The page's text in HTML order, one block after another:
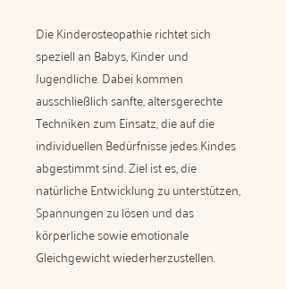
Die Kinderosteopathie richtet sich
speziell an Babys, Kinder und
Jugendliche. Dabei kommen
ausschließlich sanfte, altersgerechte
Techniken zum Einsatz, die auf die
individuellen Bedürfnisse jedes Kindes
abgestimmt sind. Ziel ist es, die
natürliche Entwicklung zu unterstützen,
Spannungen zu lösen und das
körperliche sowie emotionale
Gleichgewicht wiederherzustellen.